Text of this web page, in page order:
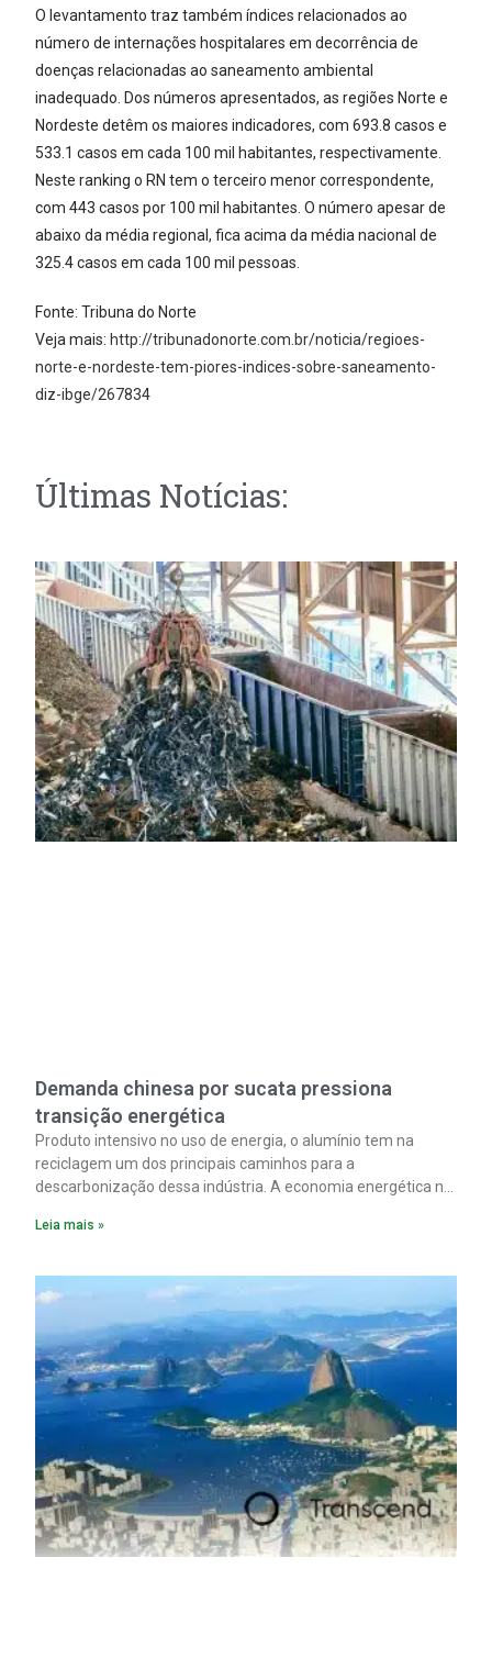
O levantamento traz também índices relacionados ao
número de internações hospitalares em decorrência de
doenças relacionadas ao saneamento ambiental
inadequado. Dos números apresentados, as regiões Norte e
Nordeste detêm os maiores indicadores, com 693.8 casos e
533.1 casos em cada 100 mil habitantes, respectivamente.
Neste ranking o RN tem o terceiro menor correspondente,
com 443 casos por 100 mil habitantes. O número apesar de
abaixo da média regional, fica acima da média nacional de
325.4 casos em cada 100 mil pessoas.
Fonte: Tribuna do Norte
Veja mais: http://tribunadonorte.com.br/noticia/regioes-
norte-e-nordeste-tem-piores-indices-sobre-saneamento-
diz-ibge/267834
Últimas Notícias:
Demanda chinesa por sucata pressiona
transição energética
Produto intensivo no uso de energia, o alumínio tem na
reciclagem um dos principais caminhos para a
descarbonização dessa indústria. A economia energética na
material. A produção de um alumínio mais limpo, no entanto,
insumo, a sucata, devido, sobretudo, ao interesse chinês
pela matéria-prima.
Leia mais »